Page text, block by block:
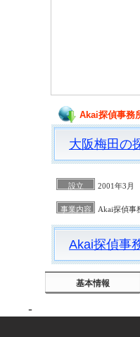
Akai探偵事務
大阪梅田の
設立 2001年3月
事業内容 Akai探偵事
Akai探偵事
基本情報
-